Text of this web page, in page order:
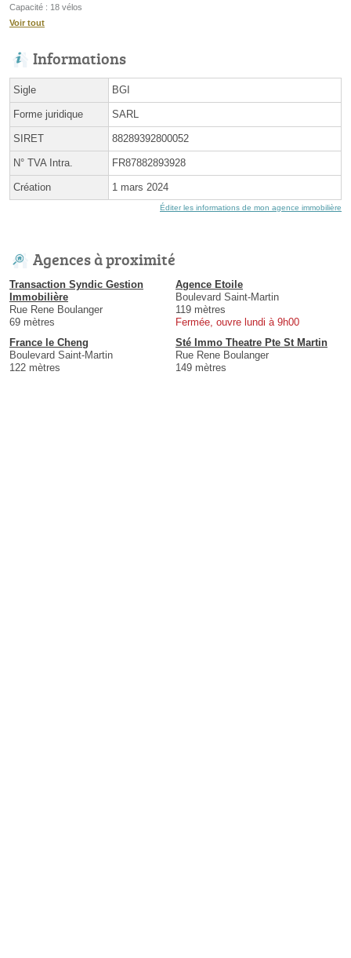
Capacité : 18 vélos
Voir tout
Informations
Sigle BGI
Forme juridique SARL
SIRET 88289392800052
N° TVA Intra. FR87882893928
Création 1 mars 2024
Éditer les informations de mon agence immobilière
Agences à proximité
Transaction Syndic Gestion
Immobilière
Rue Rene Boulanger
69 mètres
Agence Etoile
Boulevard Saint-Martin
119 mètres
Fermée, ouvre lundi à 9h00
France le Cheng
Boulevard Saint-Martin
122 mètres
Sté Immo Theatre Pte St Martin
Rue Rene Boulanger
149 mètres